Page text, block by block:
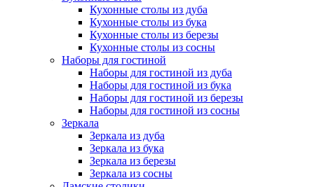
Кухонные столы из дуба
Кухонные столы из бука
Кухонные столы из березы
Кухонные столы из сосны
Наборы для гостиной
Наборы для гостиной из дуба
Наборы для гостиной из бука
Наборы для гостиной из березы
Наборы для гостиной из сосны
Зеркала
Зеркала из дуба
Зеркала из бука
Зеркала из березы
Зеркала из сосны